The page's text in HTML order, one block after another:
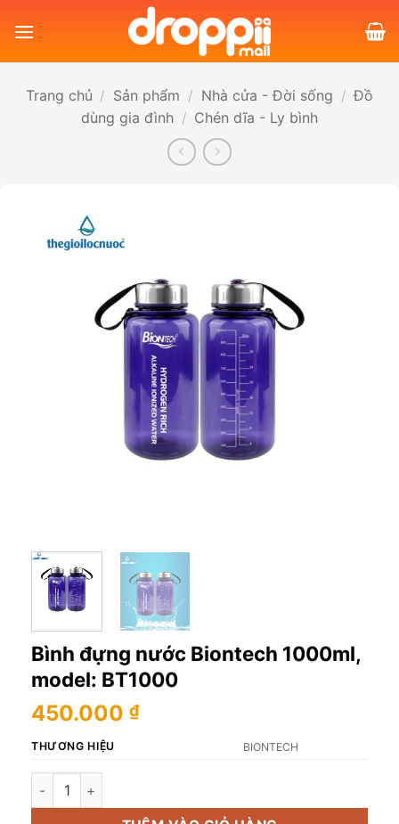
qua
Trang chủ / Sản phẩm / Nhà cửa - Đời sống / Đồ
dùng gia đình / Chén dĩa - Ly bình
Bình đựng nước Biontech 1000ml,
model: BT1000
450.000 ₫
THƯƠNG HIỆU BIONTECH
Bình đựng nước Biontech 1000ml, model: BT1000 số lượng